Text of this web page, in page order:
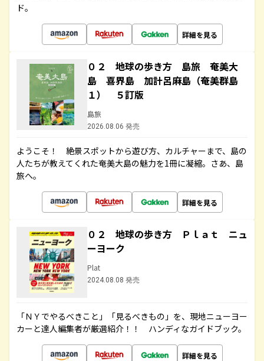
ド。
詳細を見る
０２ 地球の歩き方 島旅 奄美大
島 喜界島 加計呂麻島（奄美群島
１） ５訂版
島旅
2026.08.06 発売
ようこそ！ 絶景スポットから遊び方、カルチャーまで、島の
人たちが教えてくれた奄美大島の魅力を1冊に凝縮。さあ、島
旅へ。
詳細を見る
０２ 地球の歩き方 Ｐｌａｔ ニュ
ーヨーク
Plat
2024.08.08 発売
「ＮＹでやるべきこと」「見るべきもの」を、現地ニューヨー
カーと達人編集者が厳選紹介！！ ハンディなガイドブック。
詳細を見る